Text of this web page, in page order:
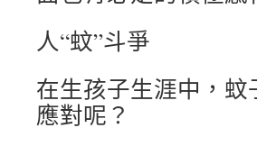
人“蚊”斗爭
在生孩子生涯中，蚊
應對呢？